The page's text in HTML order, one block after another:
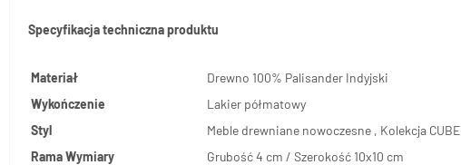
Specyfikacja techniczna produktu
Materiał
Drewno 100% Palisander Indyjski
Wykończenie
Lakier półmatowy
Styl
Meble drewniane nowoczesne , Kolekcja CUBE
Rama Wymiary
Grubość 4 cm / Szerokość 10x10 cm